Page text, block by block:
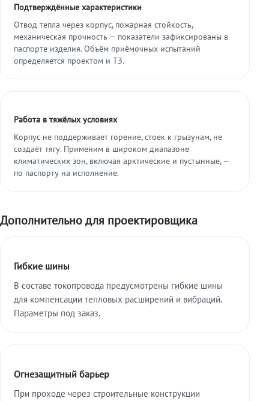
Подтверждённые характеристики
Отвод тепла через корпус, пожарная стойкость,
механическая прочность — показатели зафиксированы в
паспорте изделия. Объём приёмочных испытаний
определяется проектом и ТЗ.
Работа в тяжёлых условиях
Корпус не поддерживает горение, стоек к грызунам, не
создаёт тягу. Применим в широком диапазоне
климатических зон, включая арктические и пустынные, —
по паспорту на исполнение.
Дополнительно для проектировщика
Гибкие шины
В составе токопровода предусмотрены гибкие шины
для компенсации тепловых расширений и вибраций.
Параметры под заказ.
Огнезащитный барьер
При проходе через строительные конструкции